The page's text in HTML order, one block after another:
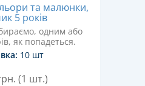
та малюнки,
5 років
одним або
як попадеться.
10 шт
(1 шт.)